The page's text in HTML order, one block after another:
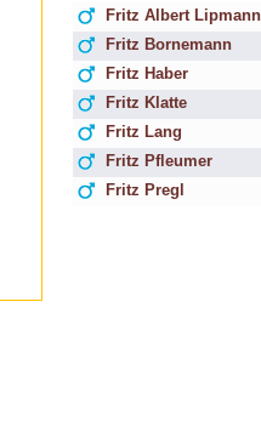
Fritz Albert Lipmann
Fritz Bornemann
Fritz Haber
Fritz Klatte
Fritz Lang
Fritz Pfleumer
Fritz Pregl